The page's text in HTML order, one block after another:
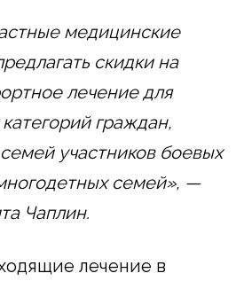
медицинские
скидки на
лечение для
граждан,
участников боевых
семей», —
Чаплин.
лечение в